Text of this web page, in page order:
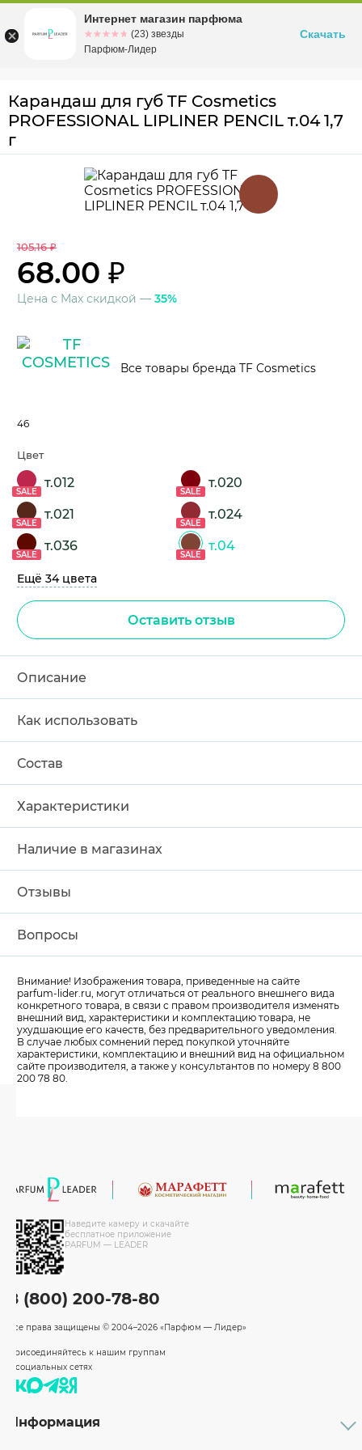
Омскул. Заозерная, 11, к. 1
Карандаш для губ TF Cosmetics
PROFESSIONAL LIPLINER PENCIL т.04 1,7
г
105.16 ₽
68.00 ₽
Цена с Max скидкой — 35%
Все товары бренда TF Cosmetics
46
Цвет
SALE
т.012
SALE
т.020
SALE
т.021
SALE
т.024
SALE
т.036
SALE
т.04
Ещё 34 цвета
Оставить отзыв
Описание
Как использовать
Состав
Характеристики
Наличие в магазинах
Отзывы
Вопросы
Внимание! Изображения товара, приведенные на сайте
parfum-lider.ru, могут отличаться от реального внешнего вида
конкретного товара, в связи с правом производителя изменять
внешний вид, характеристики и комплектацию товара, не
ухудшающие его качеств, без предварительного уведомления.
В случае любых сомнений перед покупкой уточняйте
характеристики, комплектацию и внешний вид на официальном
сайте производителя, а также у консультантов по номеру 8 800
200 78 80.
Наведите камеру и скачайте
бесплатное приложение
PARFUM — LEADER
8 (800) 200-78-80
Все права защищены © 2004–2026 «Парфюм — Лидер»
Присоединяйтесь к нашим группам
в социальных сетях
Информация
Интернет магазин парфюма
☆☆☆☆☆
★★★★★ (23) звезды
Парфюм-Лидер
Скачать